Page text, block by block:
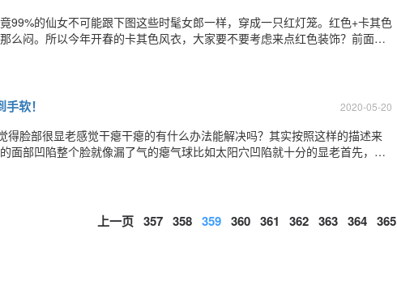
99%的仙女不可能跟下图这些时髦女郎一样，穿成一只红灯笼。红色+卡其色
么闷。所以今年开春的卡其色风衣，大家要不要考虑来点红色装饰？前面提
软！ 2020-05-20
得脸部很显老感觉干瘪干瘪的有什么办法能解决吗？其实按照这样的描述来
面部凹陷整个脸就像漏了气的瘪气球比如太阳穴凹陷就十分的显老首先，面
上一页 357 358 359 360 361 362 363 364 365